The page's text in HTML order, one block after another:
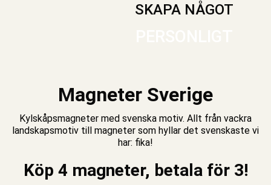
SKAPA NÅGOT
Magneter Sverige
Kylskåpsmagneter med svenska motiv. Allt från vackra
landskapsmotiv till magneter som hyllar det svenskaste vi
har: fika!
Köp 4 magneter, betala för 3!